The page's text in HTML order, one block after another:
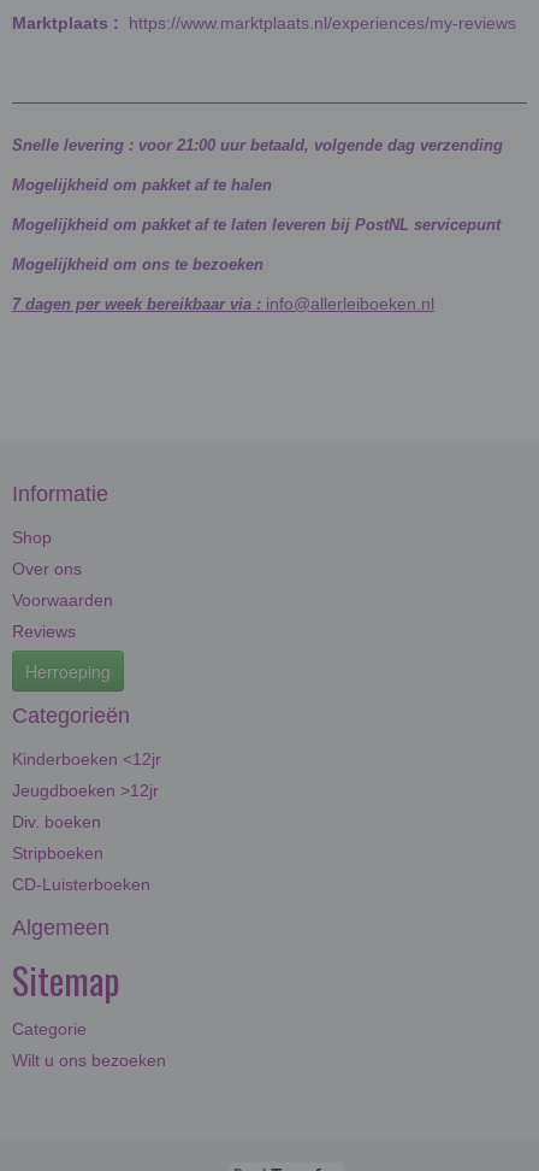
Marktplaats : https://www.marktplaats.nl/experiences/my-reviews
Snelle levering : voor 21:00 uur betaald, volgende dag verzending
Mogelijkheid om pakket af te halen
Mogelijkheid om pakket af te laten leveren bij PostNL servicepunt
Mogelijkheid om ons te bezoeken
7 dagen per week bereikbaar via : info@allerleiboeken.nl
Informatie
Shop
Over ons
Voorwaarden
Reviews
Herroeping
Categorieën
Kinderboeken <12jr
Jeugdboeken >12jr
Div. boeken
Stripboeken
CD-Luisterboeken
Algemeen
Sitemap
Categorie
Wilt u ons bezoeken